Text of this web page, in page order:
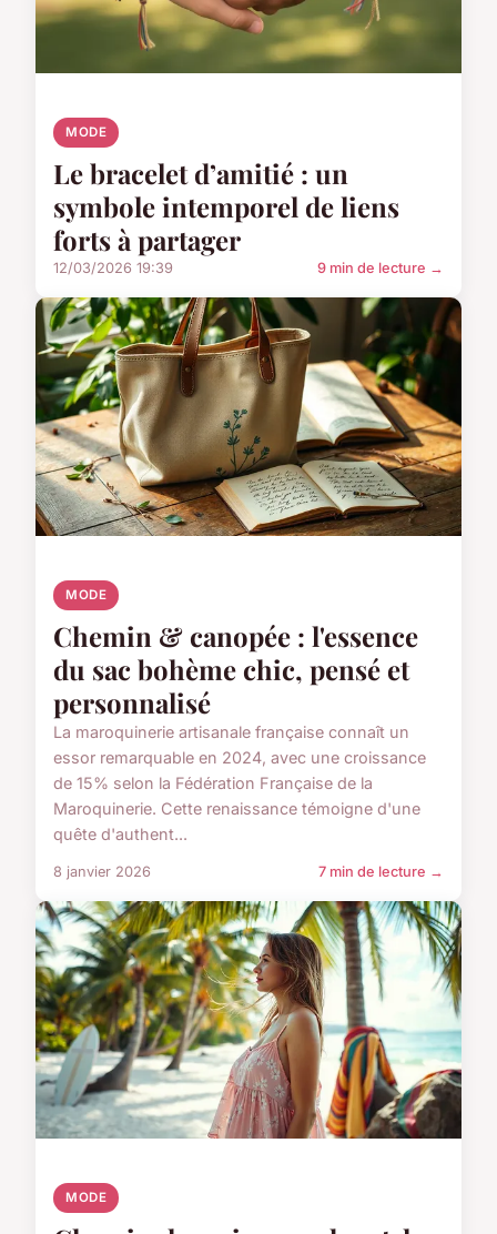
MODE
Le bracelet d’amitié : un
symbole intemporel de liens
forts à partager
12/03/2026 19:39 9 min de lecture →
MODE
Chemin & canopée : l'essence
du sac bohème chic, pensé et
personnalisé
La maroquinerie artisanale française connaît un
essor remarquable en 2024, avec une croissance
de 15% selon la Fédération Française de la
Maroquinerie. Cette renaissance témoigne d'une
quête d'authent...
8 janvier 2026 7 min de lecture →
MODE